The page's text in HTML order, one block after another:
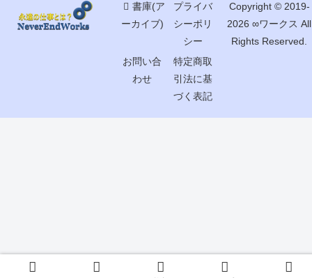
書庫(ア
ーカイブ)
プライバ
シーポリ
シー
お問い合
わせ
特定商取
引法に基
づく表記
Copyright © 2019-
2026 ∞ワークス All
Rights Reserved.